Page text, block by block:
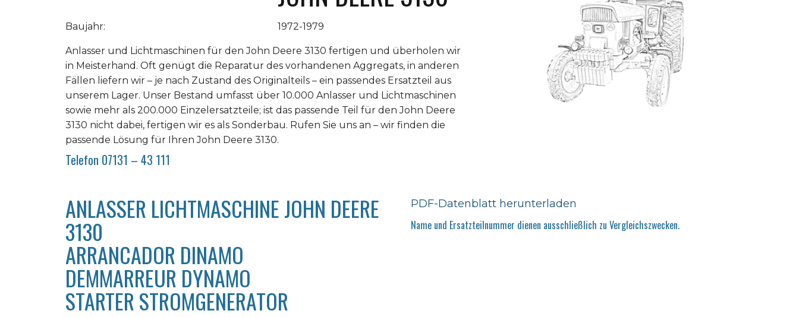
Baujahr: 1972-1979
Anlasser und Lichtmaschinen für den John Deere 3130 fertigen und überholen wir
in Meisterhand. Oft genügt die Reparatur des vorhandenen Aggregats, in anderen
Fällen liefern wir – je nach Zustand des Originalteils – ein passendes Ersatzteil aus
unserem Lager. Unser Bestand umfasst über 10.000 Anlasser und Lichtmaschinen
sowie mehr als 200.000 Einzelersatzteile; ist das passende Teil für den John Deere
3130 nicht dabei, fertigen wir es als Sonderbau. Rufen Sie uns an – wir finden die
passende Lösung für Ihren John Deere 3130.
Telefon 07131 – 43 111
ANLASSER LICHTMASCHINE JOHN DEERE
3130
ARRANCADOR DINAMO
DEMMARREUR DYNAMO
STARTER STROMGENERATOR
PDF-Datenblatt herunterladen
Name und Ersatzteilnummer dienen ausschließlich zu Vergleichszwecken.